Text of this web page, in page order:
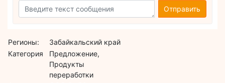
Отправить
Регионы:
Забайкальский край
Категория
Предложение,
Продукты
переработки